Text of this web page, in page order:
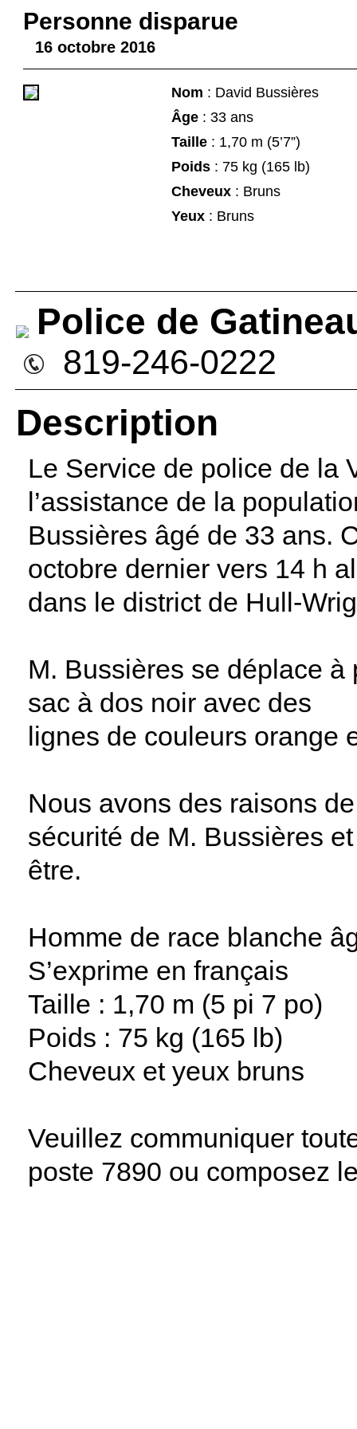
Personne disparue
16 octobre 2016
Nom : David Bussières
Âge : 33 ans
Taille : 1,70 m (5’7”)
Poids : 75 kg (165 lb)
Cheveux : Bruns
Yeux : Bruns
Police de
819-246-0222
Description
Le Service de police de la
l’assistance de la
Bussières âgé de 33 ans.
octobre dernier vers 14 h
dans le district de Hull-
M. Bussières se déplace
sac à dos noir avec des
lignes de couleurs orange
Nous avons des raisons
sécurité de M. Bussières
être.
Homme de race blanche
S’exprime en français
Taille : 1,70 m (5 pi 7 po)
Poids : 75 kg (165 lb)
Cheveux et yeux bruns
Veuillez communiquer
poste 7890 ou composez